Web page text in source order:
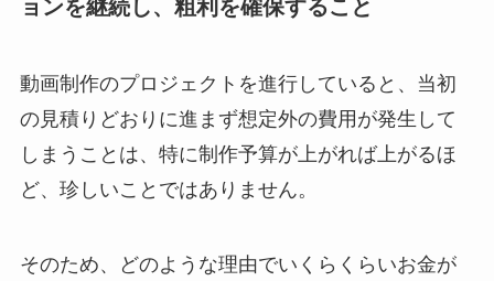
ョンを継続し、粗利を確保すること
動画制作のプロジェクトを進行していると、当初
の見積りどおりに進まず想定外の費用が発生して
しまうことは、特に制作予算が上がれば上がるほ
ど、珍しいことではありません。
そのため、どのような理由でいくらくらいお金が